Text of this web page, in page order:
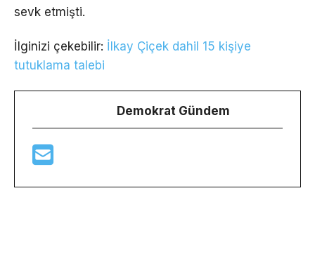
sevk etmişti.
İlginizi çekebilir: İlkay Çiçek dahil 15 kişiye
tutuklama talebi
Demokrat Gündem